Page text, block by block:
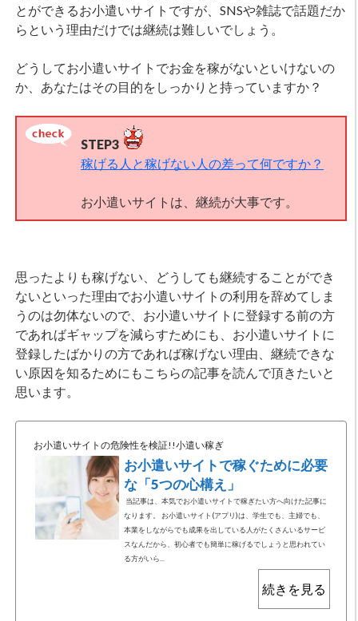
とができるお小遣いサイトですが、SNSや雑誌で話題だか
らという理由だけでは継続は難しいでしょう。
どうしてお小遣いサイトでお金を稼がないといけないの
か、あなたはその目的をしっかりと持っていますか？
STEP3
稼げる人と稼げない人の差って何ですか？
お小遣いサイトは、継続が大事です。
思ったよりも稼げない、どうしても継続することができ
ないといった理由でお小遣いサイトの利用を辞めてしま
うのは勿体ないので、お小遣いサイトに登録する前の方
であればギャップを減らすためにも、お小遣いサイトに
登録したばかりの方であれば稼げない理由、継続できな
い原因を知るためにもこちらの記事を読んで頂きたいと
思います。
お小遣いサイトの危険性を検証!!小遣い稼ぎ
お小遣いサイトで稼ぐために必要
な「5つの心構え」
当記事は、本気でお小遣いサイトで稼ぎたい方へ向けた記事に
なります。 お小遣いサイト(アプリ)は、学生でも、主婦でも、
本業をしながらでも成果を出している人がたくさんいるサービ
スなんだから、初心者でも簡単に稼げるでしょうと思われてい
る方がいら...
続きを見る